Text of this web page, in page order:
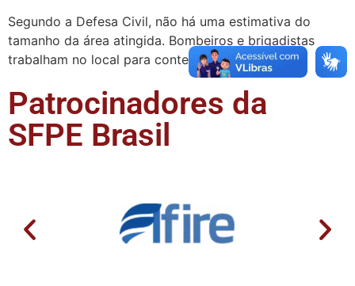
Segundo a Defesa Civil, não há uma estimativa do
tamanho da área atingida. Bombeiros e brigadistas
trabalham no local para conter as chamas.
Patrocinadores da
SFPE Brasil